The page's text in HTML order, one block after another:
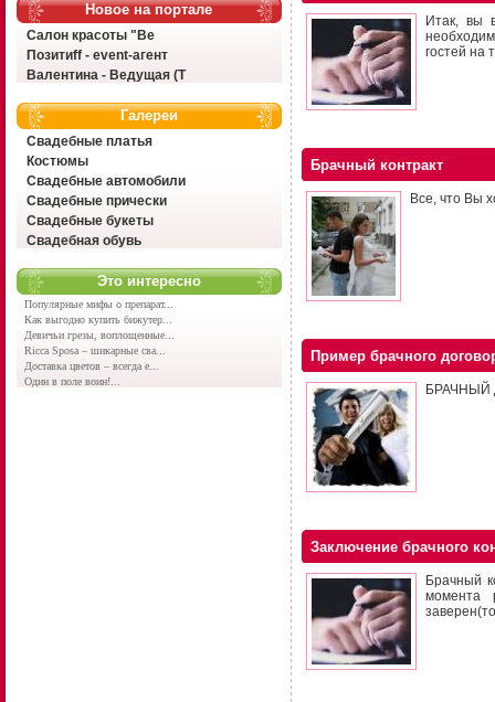
Новое на портале
Салон красоты "Ве
Позитиff - event-агент
Валентина - Ведущая (Т
Галереи
Свадебные платья
Костюмы
Свадебные автомобили
Свадебные прически
Свадебные букеты
Свадебная обувь
Это интересно
Популярные мифы о препарат...
Как выгодно купить бижутер...
Девичьи грезы, воплощенные...
Ricca Sposa – шикарные сва...
Доставка цветов – всегда е...
Один в поле воин!...
Итак, вы
гостей на
Брачный контракт
Все, что Вы
Пример брачного
БРАЧНЫЙ
Заключение брачного
Брачный
момента